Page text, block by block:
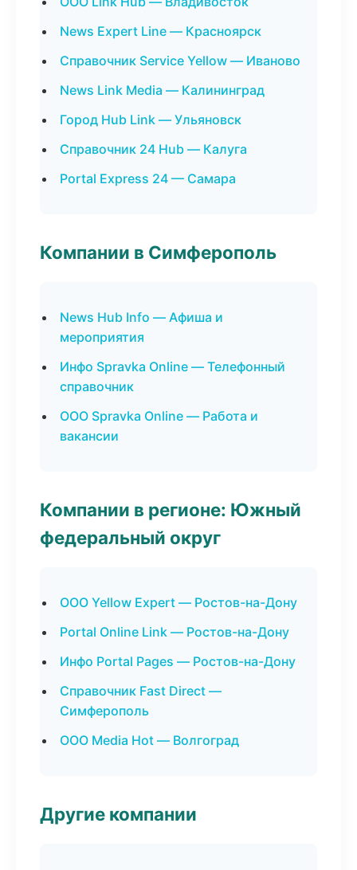
News Expert Line — Красноярск
Справочник Service Yellow — Иваново
News Link Media — Калининград
Город Hub Link — Ульяновск
Справочник 24 Hub — Калуга
Portal Express 24 — Самара
Компании в Симферополь
News Hub Info — Афиша и
мероприятия
Инфо Spravka Online — Телефонный
справочник
ООО Spravka Online — Работа и
вакансии
Компании в регионе: Южный
федеральный округ
ООО Yellow Expert — Ростов-на-Дону
Portal Online Link — Ростов-на-Дону
Инфо Portal Pages — Ростов-на-Дону
Справочник Fast Direct —
Симферополь
ООО Media Hot — Волгоград
Другие компании